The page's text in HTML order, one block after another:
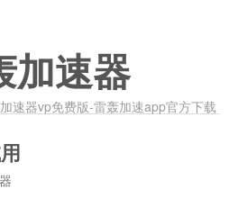
加速器
速器vp免费版-雷轰加速app官方下载